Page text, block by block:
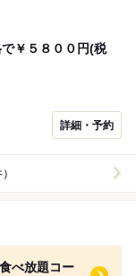
００円(税
詳細・予約
べ放題コー